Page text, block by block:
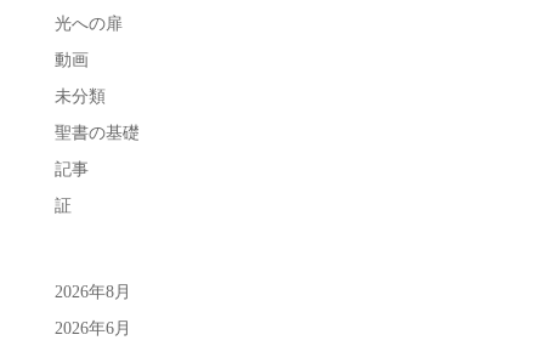
光への扉
動画
未分類
聖書の基礎
記事
証
2026年8月
2026年6月